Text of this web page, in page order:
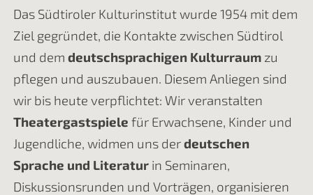
Das Südtiroler Kulturinstitut wurde 1954 mit dem
Ziel gegründet, die Kontakte zwischen Südtirol
und dem deutschsprachigen Kulturraumzu
pflegen und auszubauen. Diesem Anliegen sind
wir bis heute verpflichtet: Wir veranstalten
Theatergastspiele für Erwachsene, Kinder und
Jugendliche, widmen uns derdeutschen
Sprache und Literaturin Seminaren,
Diskussionsrunden und Vorträgen, organisieren